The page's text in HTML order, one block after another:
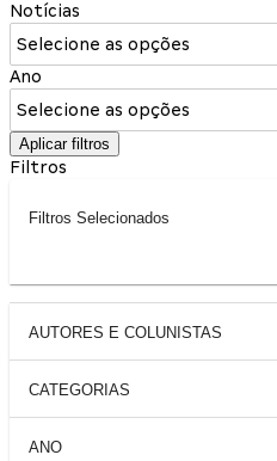
Notícias
Selecione as opções
Ano
Selecione as opções
Aplicar filtros
Filtros
Filtros Selecionados
AUTORES E COLUNISTAS
CATEGORIAS
ANO